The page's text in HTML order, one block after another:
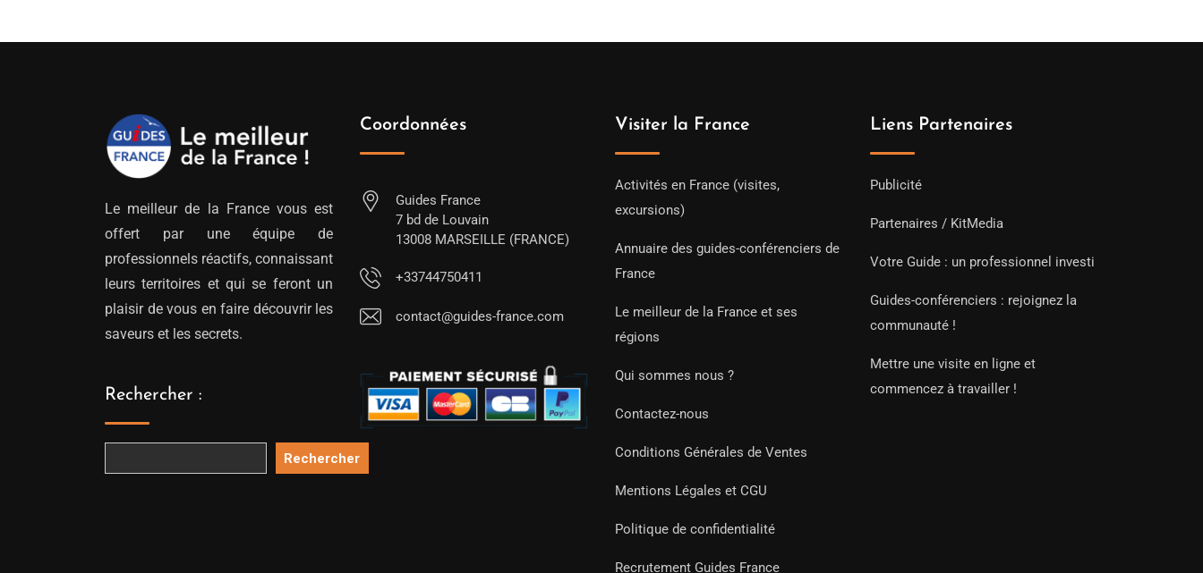
Le meilleur de la France vous est
offert par une équipe de
professionnels réactifs, connaissant
leurs territoires et qui se feront un
plaisir de vous en faire découvrir les
saveurs et les secrets.
Rechercher :
Rechercher
Coordonnées
Guides France
7 bd de Louvain
13008 MARSEILLE (FRANCE)
+33744750411
contact@guides-france.com
Visiter la France
Activités en France (visites,
excursions)
Annuaire des guides-conférenciers de
France
Le meilleur de la France et ses
régions
Qui sommes nous ?
Contactez-nous
Conditions Générales de Ventes
Mentions Légales et CGU
Politique de confidentialité
Recrutement Guides France
Liens Partenaires
Publicité
Partenaires / KitMedia
Votre Guide : un professionnel investi
Guides-conférenciers : rejoignez la
communauté !
Mettre une visite en ligne et
commencez à travailler !